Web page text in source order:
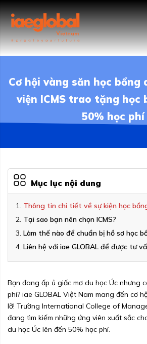
Cơ hội vàng săn học bổng
viện ICMS trao tặng học
50% học phí
Mục lục nội dung
Thông tin chi tiết về sự kiện học
Tại sao bạn nên chọn ICMS?
Làm thế nào để chuẩn bị hồ sơ học
Liên hệ với iae GLOBAL để được tư
Bạn đang ấp ủ giấc mơ du học Úc nhưng
phí? iae GLOBAL Việt Nam mang đến cơ
lỡ! Trường International College of
đang tìm kiếm những ứng viên xuất sắc
du học Úc lên đến 50% học phí.